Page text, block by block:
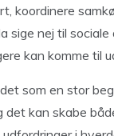
koordinere
sige nej til sociale
kan komme til
som en stor
det kan skabe